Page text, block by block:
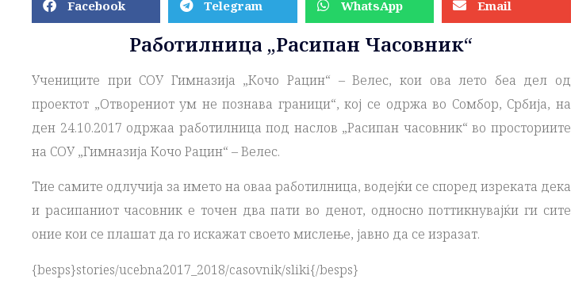
Facebook Telegram WhatsApp Email
Работилница „Расипан Часовник“
Учениците при СОУ Гимназија „Кочо Рацин“ – Велес, кои ова лето беа дел од
проектот „Отворениот ум не познава граници“, кој се одржа во Сомбор, Србија, на
ден 24.10.2017 одржаа работилница под наслов „Расипан часовник“ во просториите
на СОУ „Гимназија Кочо Рацин“ – Велес.
Тие самите одлучија за името на оваа работилница, водејќи се според изреката дека
и расипаниот часовник е точен два пати во денот, односно поттикнувајќи ги сите
оние кои се плашат да го искажат своето мислење, јавно да се изразат.
{besps}stories/ucebna2017_2018/casovnik/sliki{/besps}